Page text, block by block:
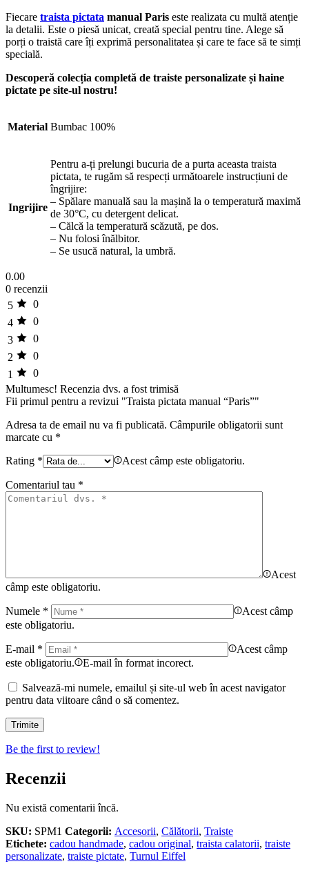
Fiecare traista pictata manual Paris este realizata cu multă atenție
la detalii. Este o piesă unicat, creată special pentru tine. Alege să
porți o traistă care îți exprimă personalitatea și care te face să te simți
specială.
Descoperă colecția completă de traiste personalizate și haine
pictate pe site-ul nostru!
Material Bumbac 100%
Ingrijire
Pentru a-ți prelungi bucuria de a purta aceasta traista
pictata, te rugăm să respecți următoarele instrucțiuni de
îngrijire:
– Spălare manuală sau la mașină la o temperatură maximă
de 30°C, cu detergent delicat.
– Călcă la temperatură scăzută, pe dos.
– Nu folosi înălbitor.
– Se usucă natural, la umbră.
0.00
0 recenzii
5
0
4
0
3
0
2
0
1
0
Multumesc! Recenzia dvs. a fost trimisă
Fii primul pentru a revizui "Traista pictata manual “Paris”"
Adresa ta de email nu va fi publicată. Câmpurile obligatorii sunt
marcate cu *
Rating * Acest câmp este obligatoriu.
Comentariul tau *
Acest
câmp este obligatoriu.
Numele *
Acest câmp
este obligatoriu.
E-mail *
Acest câmp
este obligatoriu.
E-mail în format incorect.
Salvează-mi numele, emailul și site-ul web în acest navigator
pentru data viitoare când o să comentez.
Be the first to review!
Recenzii
Nu există comentarii încă.
SKU: SPM1 Categorii: Accesorii, Călătorii, Traiste
Etichete: cadou handmade, cadou original, traista calatorii, traiste
personalizate, traiste pictate, Turnul Eiffel